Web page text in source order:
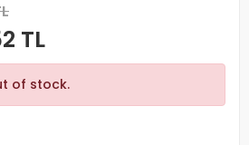
TL
of stock.